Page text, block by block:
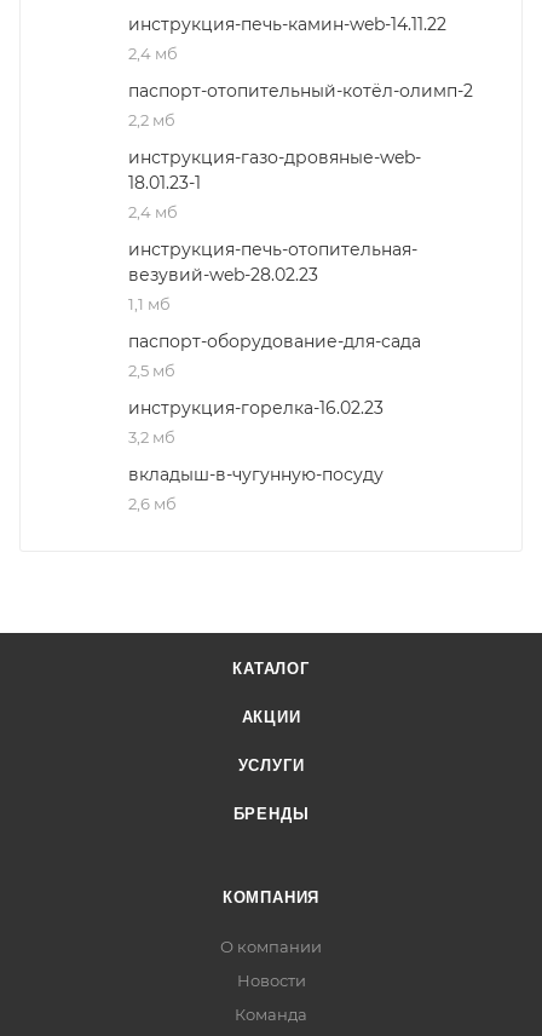
инструкция-печь-камин-web-14.11.22
2,4 мб
паспорт-отопительный-котёл-олимп-2
2,2 мб
инструкция-газо-дровяные-web-
18.01.23-1
2,4 мб
инструкция-печь-отопительная-
везувий-web-28.02.23
1,1 мб
паспорт-оборудование-для-сада
2,5 мб
инструкция-горелка-16.02.23
3,2 мб
вкладыш-в-чугунную-посуду
2,6 мб
КАТАЛОГ
АКЦИИ
УСЛУГИ
БРЕНДЫ
КОМПАНИЯ
О компании
Новости
Команда